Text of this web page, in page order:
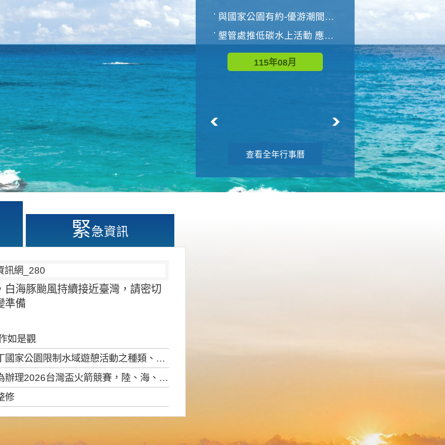
與國家公園有約-優游潮間探險者
墾管處推低碳水上活動 應屆畢業生限額免費參加
115年08月
世界地球清潔日 墾管處辦理「2026年墾丁國家公園沙灘淨灘活動
115年09月
查看全年行事曆
緊急資訊
海豚颱風持續接近臺灣，請密切
準備
如是觀
制水域遊憩活動之種類、範圍、時間及行為」，自即日生效。
盃火箭競賽，陸、海、空域警戒及協調相關事宜，因颱風備案事宜
修